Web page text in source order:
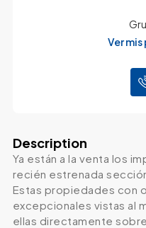
Ver
Description
Ya están a la venta los
recién estrenada
Estas propiedades con
excepcionales vistas al
ellas directamente